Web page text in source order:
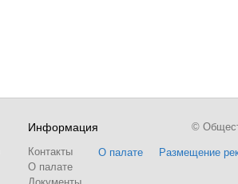
Информация
Контакты
О палате
О палате Размещение
©